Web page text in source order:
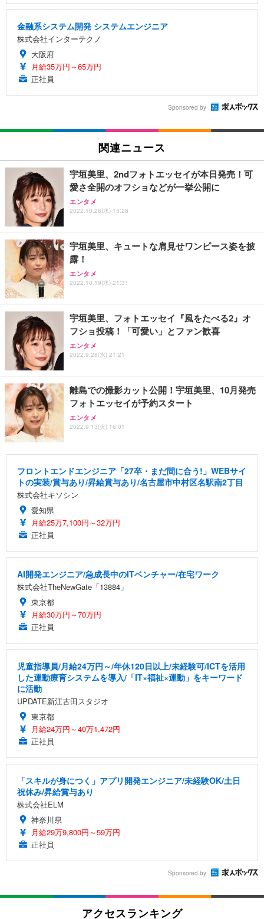
金融系システム開発 システムエンジニア
株式会社インターテクノ
大阪府
月給35万円～65万円
正社員
Sponsored by
関連ニュース
宇垣美里、2ndフォトエッセイが本日発売！可
愛さ全開のオフショなどが一挙公開に
エンタメ
2022.10.26(水) 15:28
宇垣美里、キュートな肩見せワンピース姿を披
露！
エンタメ
2022.10.19(水) 21:31
宇垣美里、フォトエッセイ『風をたべる2』オ
フショ投稿！「可愛い」とファン歓喜
エンタメ
2022.9.28(水) 21:21
離島での撮影カット公開！宇垣美里、10月発売
フォトエッセイが予約スタート
エンタメ
2022.9.13(火) 16:01
フロントエンドエンジニア「27卒・まだ間に合う!」WEBサイ
トの実装/賞与あり/昇給賞与あり/名古屋市中村区名駅南2丁目
株式会社キソシン
愛知県
月給25万7,100円～32万円
正社員
AI開発エンジニア/急成長中のITベンチャー/在宅ワーク
株式会社TheNewGate「13884」
東京都
月給30万円～70万円
正社員
児童指導員/月給24万円～/年休120日以上/未経験可/ICTを活用
した運動療育システムを導入/「IT×福祉×運動」をキーワード
に活動
UPDATE新江古田スタジオ
東京都
月給24万円～40万1,472円
正社員
「スキルが身につく」アプリ開発エンジニア/未経験OK/土日
祝休み/昇給賞与あり
株式会社ELM
神奈川県
月給29万9,800円～59万円
正社員
Sponsored by
アクセスランキング